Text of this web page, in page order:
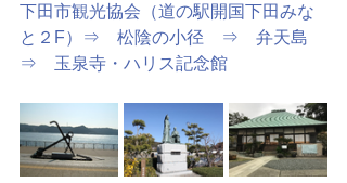
下田市観光協会（道の駅開国下田みな
と２F）⇒　松陰の小径　⇒　弁天島
⇒　玉泉寺・ハリス記念館